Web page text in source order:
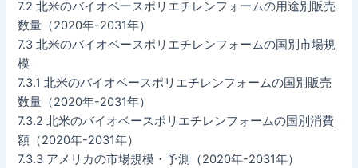
7.2 北米のバイオベースポリエチレンフォームの用途別販売
数量（2020年-2031年）
7.3 北米のバイオベースポリエチレンフォームの国別市場規
模
7.3.1 北米のバイオベースポリエチレンフォームの国別販売
数量（2020年-2031年）
7.3.2 北米のバイオベースポリエチレンフォームの国別消費
額（2020年-2031年）
7.3.3 アメリカの市場規模・予測（2020年-2031年）